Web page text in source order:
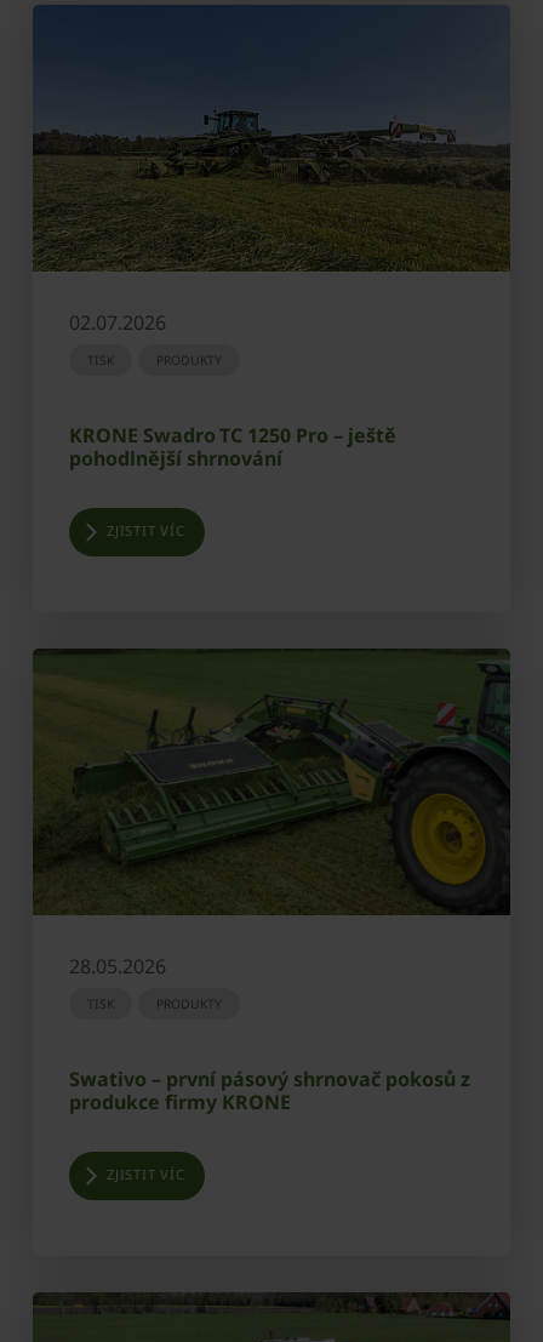
02.07.2026
TISK PRODUKTY
KRONE Swadro TC 1250 Pro – ještě
pohodlnější shrnování
ZJISTIT VÍC
28.05.2026
TISK PRODUKTY
Swativo – první pásový shrnovač pokosů z
produkce firmy KRONE
ZJISTIT VÍC